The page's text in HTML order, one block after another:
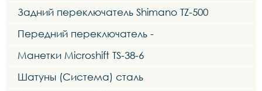
Задний переключатель Shimano TZ-500
Передний переключатель -
Манетки Microshift TS-38-6
Шатуны (Система) сталь